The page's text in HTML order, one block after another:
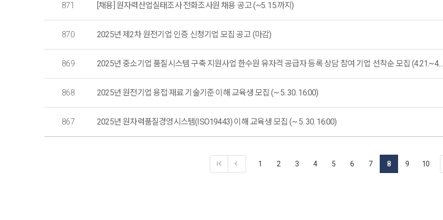
871 [채용] 원자력산업실태조사 전화조사원 채용 공고 (~5. 15.까지)
870 2025년 제2차 원전기업 인증 신청기업 모집 공고 (마감)
869 2025년 중소기업 품질시스템 구축 지원사업 한수원 유
868 2025년 원전기업 용접·재료 기술기준 이해 교육생 모집 (~ 5. 30. 16:00)
867 2025년 원자력품질경영시스템(ISO19443) 이해 교육생 모집 (~ 5. 30. 16:00)
1 2 3 4 5 6 7 8 9 10